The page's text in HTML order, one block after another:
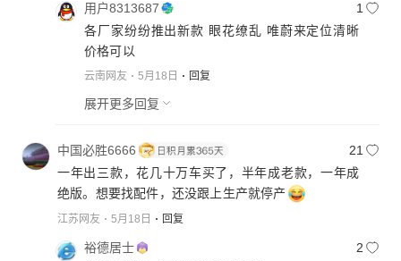
用户8313687
1
各厂家纷纷推出新款 眼花缭乱 唯蔚来定位清晰
价格可以
云南网友 5月18日 回复
展开更多回复
中国必胜6666
21
一年出三款，花几十万车买了，半年成老款，一年成
绝版。想要找配件，还没跟上生产就停产
江苏网友 5月18日 回复
裕德居士
2